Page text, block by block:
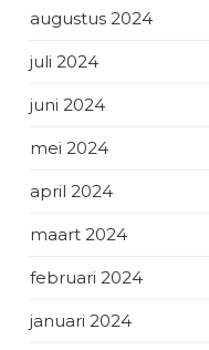
augustus 2024
juli 2024
juni 2024
mei 2024
april 2024
maart 2024
februari 2024
januari 2024